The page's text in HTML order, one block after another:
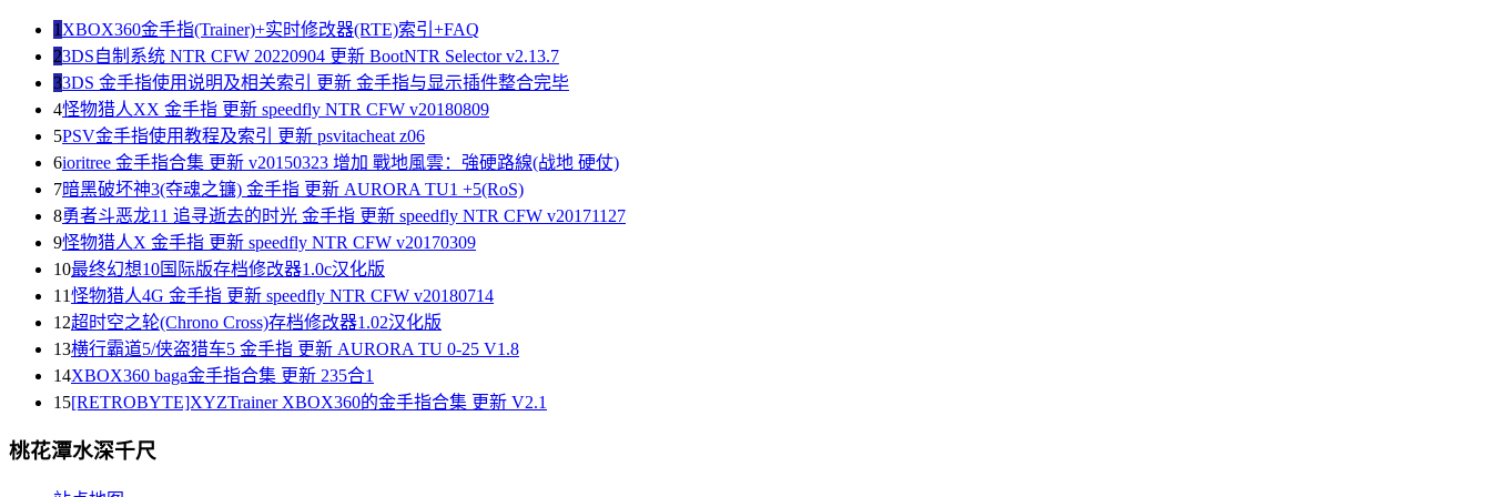
1 XBOX360金手指(Trainer)+实时修改器(RTE)索引+FAQ
23DS自制系统 NTR CFW 20220904 更新 BootNTR Selector v2.13.7
33DS 金手指使用说明及相关索引 更新 金手指与显示插件整合完毕
4怪物猎人XX 金手指 更新 speedfly NTR CFW v20180809
5PSV金手指使用教程及索引 更新 psvitacheat z06
6ioritree 金手指合集 更新 v20150323 增加 戰地風雲：強硬路線(战地 硬仗)
7暗黑破坏神3(夺魂之镰) 金手指 更新 AURORA TU1 +5(RoS)
8勇者斗恶龙11 追寻逝去的时光 金手指 更新 speedfly NTR CFW v20171127
9怪物猎人X 金手指 更新 speedfly NTR CFW v20170309
10最终幻想10国际版存档修改器1.0c汉化版
11怪物猎人4G 金手指 更新 speedfly NTR CFW v20180714
12超时空之轮(Chrono Cross)存档修改器1.02汉化版
13横行霸道5/侠盗猎车5 金手指 更新 AURORA TU 0-25 V1.8
14XBOX360 baga金手指合集 更新 235合1
15[RETROBYTE]XYZTrainer XBOX360的金手指合集 更新 V2.1
桃花潭水深千尺